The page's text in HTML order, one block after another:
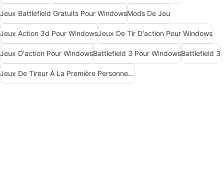
Jeux Battlefield Gratuits Pour WindowsMods De Jeu
Jeux Action 3d Pour WindowsJeux De Tir D'action Pour Windows
Jeux D'action Pour WindowsBattlefield 3 Pour WindowsBattlefield 3
Jeux De Tireur À La Première Personne Pour Windows